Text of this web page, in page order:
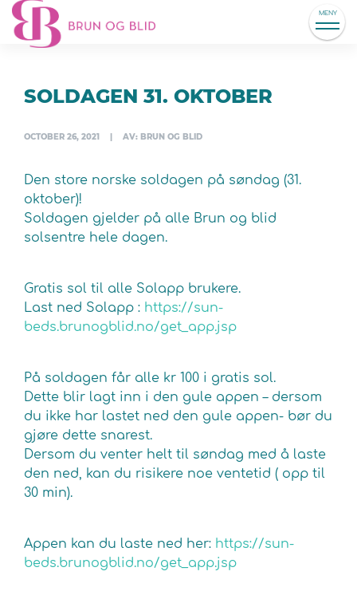
MENY
SOLDAGEN 31. OKTOBER
OCTOBER 26, 2021 | AV: BRUN OG BLID
Den store norske soldagen på søndag (31.
oktober)!
Soldagen gjelder på alle Brun og blid
solsentre hele dagen.
Gratis sol til alle Solapp brukere.
Last ned Solapp : https://sun-
beds.brunogblid.no/get_app.jsp
På soldagen får alle kr 100 i gratis sol.
Dette blir lagt inn i den gule appen – dersom
du ikke har lastet ned den gule appen- bør du
gjøre dette snarest.
Dersom du venter helt til søndag med å laste
den ned, kan du risikere noe ventetid ( opp til
30 min).
Appen kan du laste ned her: https://sun-
beds.brunogblid.no/get_app.jsp